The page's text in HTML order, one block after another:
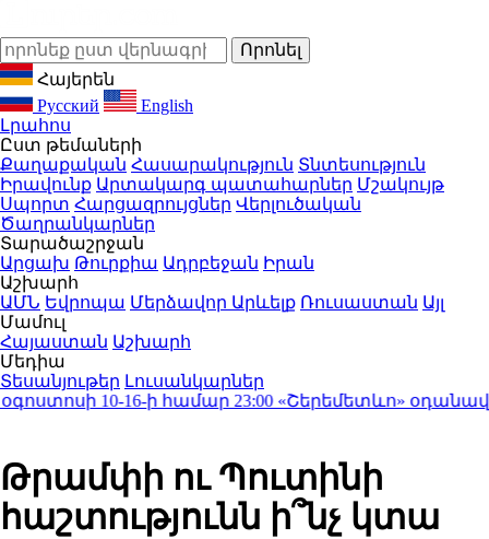
Հայերեն
Русский
English
Լրահոս
Ըստ թեմաների
Քաղաքական Հասարակություն Տնտեսություն
Իրավունք Արտակարգ պատահարներ Մշակույթ
Սպորտ Հարցազրույցներ Վերլուծական
Ծաղրանկարներ
Տարածաշրջան
Արցախ Թուրքիա Ադրբեջան Իրան
Աշխարհ
ԱՄՆ Եվրոպա Մերձավոր Արևելք Ռուսաստան Այլ
Մամուլ
Հայաստան Աշխարհ
Մեդիա
Տեսանյութեր Լուսանկարներ
10-16-ի համար23:00«Շերեմետևո»
Թրամփի ու Պուտինի
հաշտությունն ի՞նչ կտա